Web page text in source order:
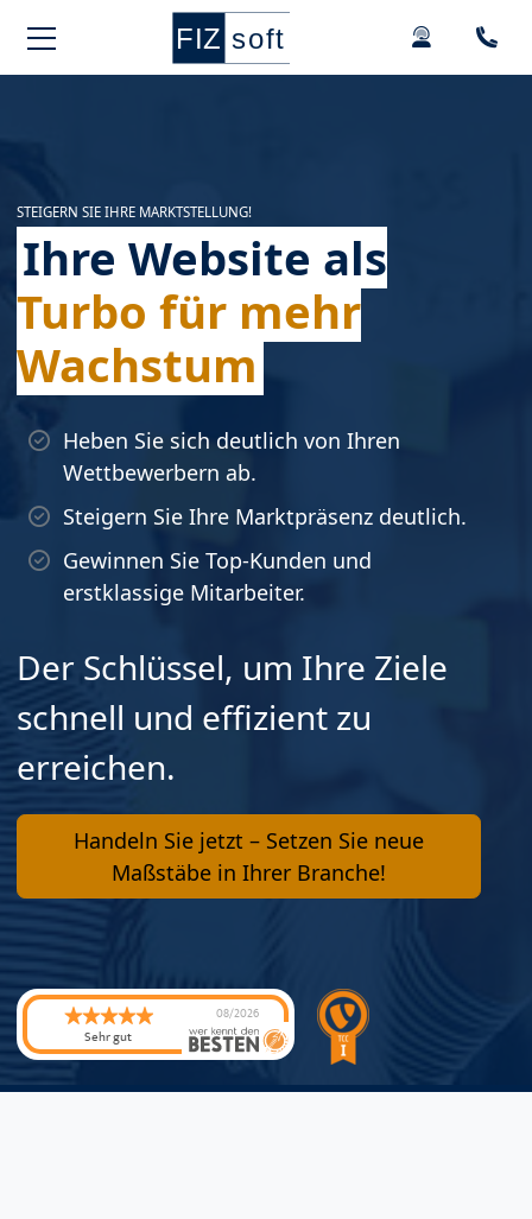
Springe zur Hauptnavigation
Springe zum Hauptinhalt
Springe zu den Kontaktdaten und Support
Springe zum Footer
STEIGERN SIE IHRE MARKTSTELLUNG!
Ihre Website als
Turbo für mehr
Wachstum
Heben Sie sich deutlich von Ihren
Wettbewerbern ab.
Steigern Sie Ihre Marktpräsenz deutlich.
Gewinnen Sie Top-Kunden und
erstklassige Mitarbeiter.
Der Schlüssel, um Ihre Ziele
schnell und effizient zu
erreichen.
Handeln Sie jetzt – Setzen Sie neue
Maßstäbe in Ihrer Branche!
Sehr gut
08/2026